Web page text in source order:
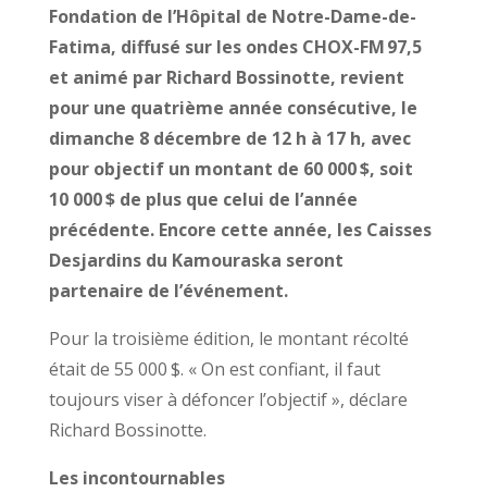
Fondation de l’Hôpital de Notre-Dame-de-
Fatima, diffusé sur les ondes CHOX-FM 97,5
et animé par Richard Bossinotte, revient
pour une quatrième année consécutive, le
dimanche 8 décembre de 12 h à 17 h, avec
pour objectif un montant de 60 000 $, soit
10 000 $ de plus que celui de l’année
précédente. Encore cette année, les Caisses
Desjardins du Kamouraska seront
partenaire de l’événement.
Pour la troisième édition, le montant récolté
était de 55 000 $. « On est confiant, il faut
toujours viser à défoncer l’objectif », déclare
Richard Bossinotte.
Les incontournables